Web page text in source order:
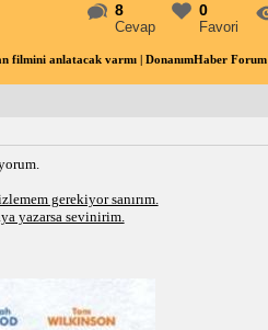
8
Cevap
0
Favori
filmini anlatacak varmı | DonanımHaber Forum
gerekiyor sanırım.
yazarsa sevinirim.